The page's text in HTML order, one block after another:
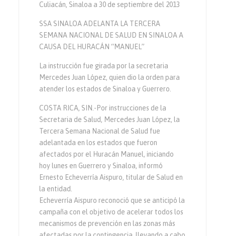
Culiacán, Sinaloa a 30 de septiembre del 2013
SSA SINALOA ADELANTA LA TERCERA
SEMANA NACIONAL DE SALUD EN SINALOA A
CAUSA DEL HURACÁN “MANUEL”
La instrucción fue girada por la secretaria
Mercedes Juan López, quien dio la orden para
atender los estados de Sinaloa y Guerrero.
COSTA RICA, SIN.-Por instrucciones de la
Secretaria de Salud, Mercedes Juan López, la
Tercera Semana Nacional de Salud fue
adelantada en los estados que fueron
afectados por el Huracán Manuel, iniciando
hoy lunes en Guerrero y Sinaloa, informó
Ernesto Echeverría Aispuro, titular de Salud en
la entidad.
Echeverría Aispuro reconoció que se anticipó la
campaña con el objetivo de acelerar todos los
mecanismos de prevención en las zonas más